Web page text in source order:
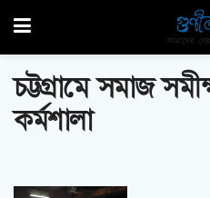
চট্টগ্রামে সমাজ
কর্মশালা